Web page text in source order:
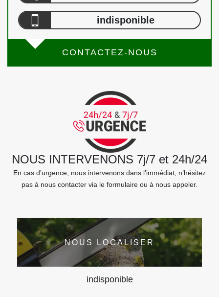
indisponible
CONTACTEZ-NOUS
NOUS INTERVENONS 7j/7 et 24h/24
En cas d’urgence, nous intervenons dans l’immédiat, n’hésitez
pas à nous contacter via le formulaire ou à nous appeler.
NOUS LOCALISER
indisponible